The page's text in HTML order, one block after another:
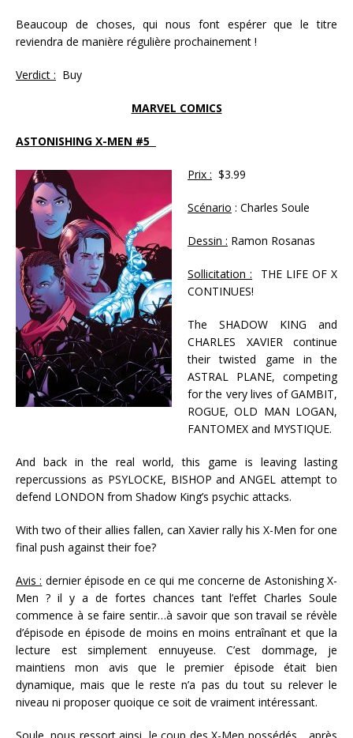
Beaucoup de choses, qui nous font espérer que le titre
reviendra de manière régulière prochainement !
Verdict : Buy
MARVEL COMICS
ASTONISHING X-MEN #5
Prix : $3.99
Scénario : Charles Soule
Dessin : Ramon Rosanas
Sollicitation : THE LIFE OF X
CONTINUES!
The SHADOW KING and
CHARLES XAVIER continue
their twisted game in the
ASTRAL PLANE, competing
for the very lives of GAMBIT,
ROGUE, OLD MAN LOGAN,
FANTOMEX and MYSTIQUE.
And back in the real world, this game is leaving lasting
repercussions as PSYLOCKE, BISHOP and ANGEL attempt to
defend LONDON from Shadow King’s psychic attacks.
With two of their allies fallen, can Xavier rally his X-Men for one
final push against their foe?
Avis : dernier épisode en ce qui me concerne de Astonishing X-
Men ? il y a de fortes chances tant l’effet Charles Soule
commence à se faire sentir…à savoir que son travail se révèle
d’épisode en épisode de moins en moins entraînant et que la
lecture est simplement ennuyeuse. C’est dommage, je
maintiens mon avis que le premier épisode était bien
dynamique, mais que le reste n’a pas du tout su relever le
niveau ni proposer quoique ce soit de vraiment intéressant.